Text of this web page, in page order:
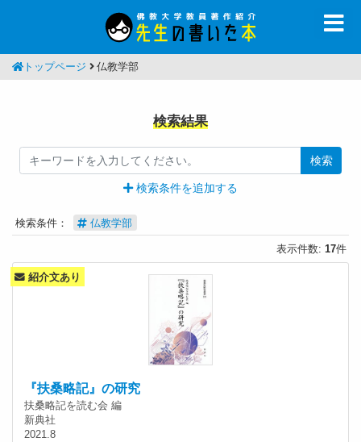
トップページ 仏教学部
検索結果
検索
検索条件を追加する
検索条件： 仏教学部
表示件数: 17件
『扶桑略記』の研究
扶桑略記を読む会 編
新典社
2021.8
紹介文あり